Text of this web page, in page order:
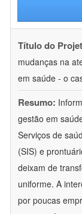
Título do
mudanças na
em saúde - o
Resumo:
gestão em
Serviços de
(SIS) e
deixam de
uniforme. A
por poucas